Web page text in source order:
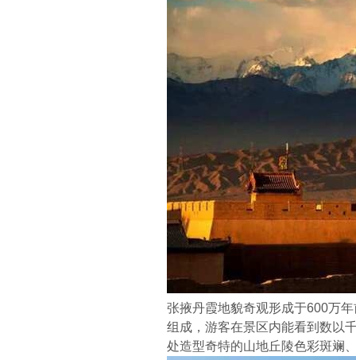
张掖丹霞地貌奇观形成于600万
组成，游客在景区内能看到数以
处造型奇特的山地丘陵色彩斑斓